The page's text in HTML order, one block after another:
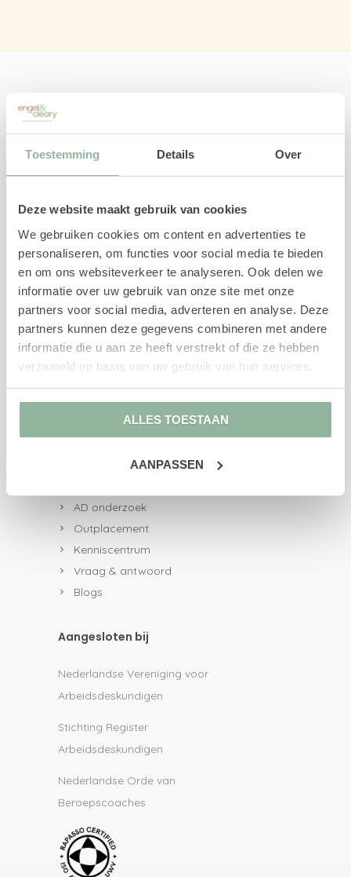
Toestemming Details Over
Deze website maakt gebruik van cookies
We gebruiken cookies om content en advertenties te
personaliseren, om functies voor social media te bieden
en om ons websiteverkeer te analyseren. Ook delen we
informatie over uw gebruik van onze site met onze
partners voor social media, adverteren en analyse. Deze
partners kunnen deze gegevens combineren met andere
informatie die u aan ze heeft verstrekt of die ze hebben
verzameld op basis van uw gebruik van hun services.
ALLES TOESTAAN
AANPASSEN
Wij ondersteunen, begeleiden en adviseren
werkgevers en werknemers in re-integratie,
advies en persoonlijke ontwikkeling.
Direct naar
UWV-trajecten
Re-integratiebegeleiding
Re-integratie 1e spoor
Re-integratie 1e en 2e spoor
Loopbaanbegeleiding
Loopbaananalyse
AD onderzoek
Outplacement
Kenniscentrum
Vraag & antwoord
Blogs
Aangesloten bij
Nederlandse Vereniging voor
Arbeidsdeskundigen
Stichting Register
Arbeidsdeskundigen
Nederlandse Orde van
Beroepscoaches